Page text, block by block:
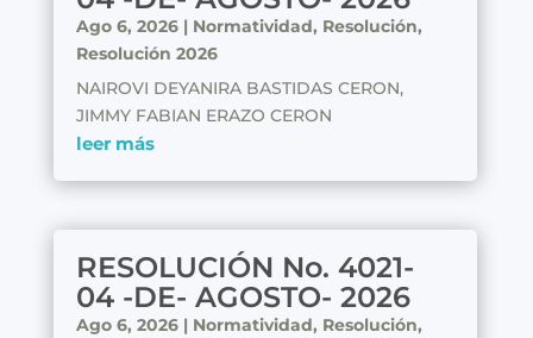
Ago 6, 2026| Normatividad, Resolución,
Resolución 2026
NAIROVI DEYANIRA BASTIDAS CERON,
JIMMY FABIAN ERAZO CERON
leer más
RESOLUCIÓN No. 4021-
04 -DE- AGOSTO- 2026
Ago 6, 2026| Normatividad, Resolución,